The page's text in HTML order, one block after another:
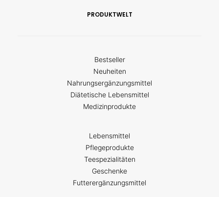
PRODUKTWELT
Bestseller
Neuheiten
Nahrungsergänzungsmittel
Diätetische Lebensmittel
Medizinprodukte
Lebensmittel
Pflegeprodukte
Teespezialitäten
Geschenke
Futterergänzungsmittel